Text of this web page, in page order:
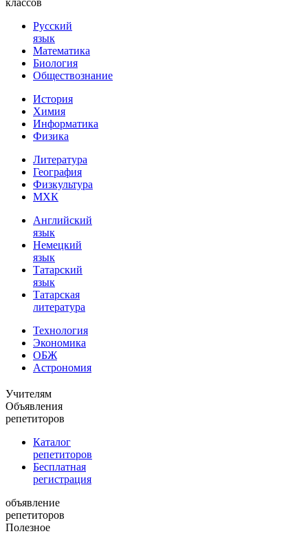
Русский
язык
Математика
Биология
Обществознание
История
Химия
Информатика
Физика
Литература
География
Физкультура
МХК
Английский
язык
Немецкий
язык
Татарский
язык
Татарская
литература
Технология
Экономика
ОБЖ
Астрономия
Учителям
Объявления
репетиторов
Каталог
репетиторов
Бесплатная
регистрация
объявление
репетиторов
Полезное